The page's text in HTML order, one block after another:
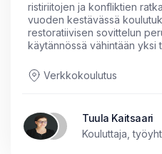
ristiriitojen ja konfliktien
vuoden kestävässä
restoratiivisen sovittelun
käytännössä vähintään yksi
Verkkokoulutus
Tuula Kaitsaari
Kouluttaja,